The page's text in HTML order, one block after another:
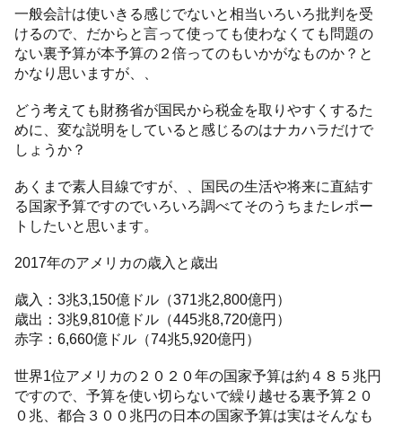
一般会計は使いきる感じでないと相当いろいろ批判を受
けるので、だからと言って使っても使わなくても問題の
ない裏予算が本予算の２倍ってのもいかがなものか？と
かなり思いますが、、
どう考えても財務省が国民から税金を取りやすくするた
めに、変な説明をしていると感じるのはナカハラだけで
しょうか？
あくまで素人目線ですが、、国民の生活や将来に直結す
る国家予算ですのでいろいろ調べてそのうちまたレポー
トしたいと思います。
2017年のアメリカの歳入と歳出
歳入：3兆3,150億ドル（371兆2,800億円）
歳出：3兆9,810億ドル（445兆8,720億円）
赤字：6,660億ドル（74兆5,920億円）
世界1位アメリカの２０２０年の国家予算は約４８５兆円
ですので、予算を使い切らないで繰り越せる裏予算２０
０兆、都合３００兆円の日本の国家予算は実はそんなも